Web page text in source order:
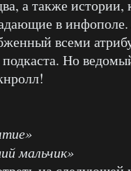
а также истории,
в
всеми
подкаста. Но
мальчик»